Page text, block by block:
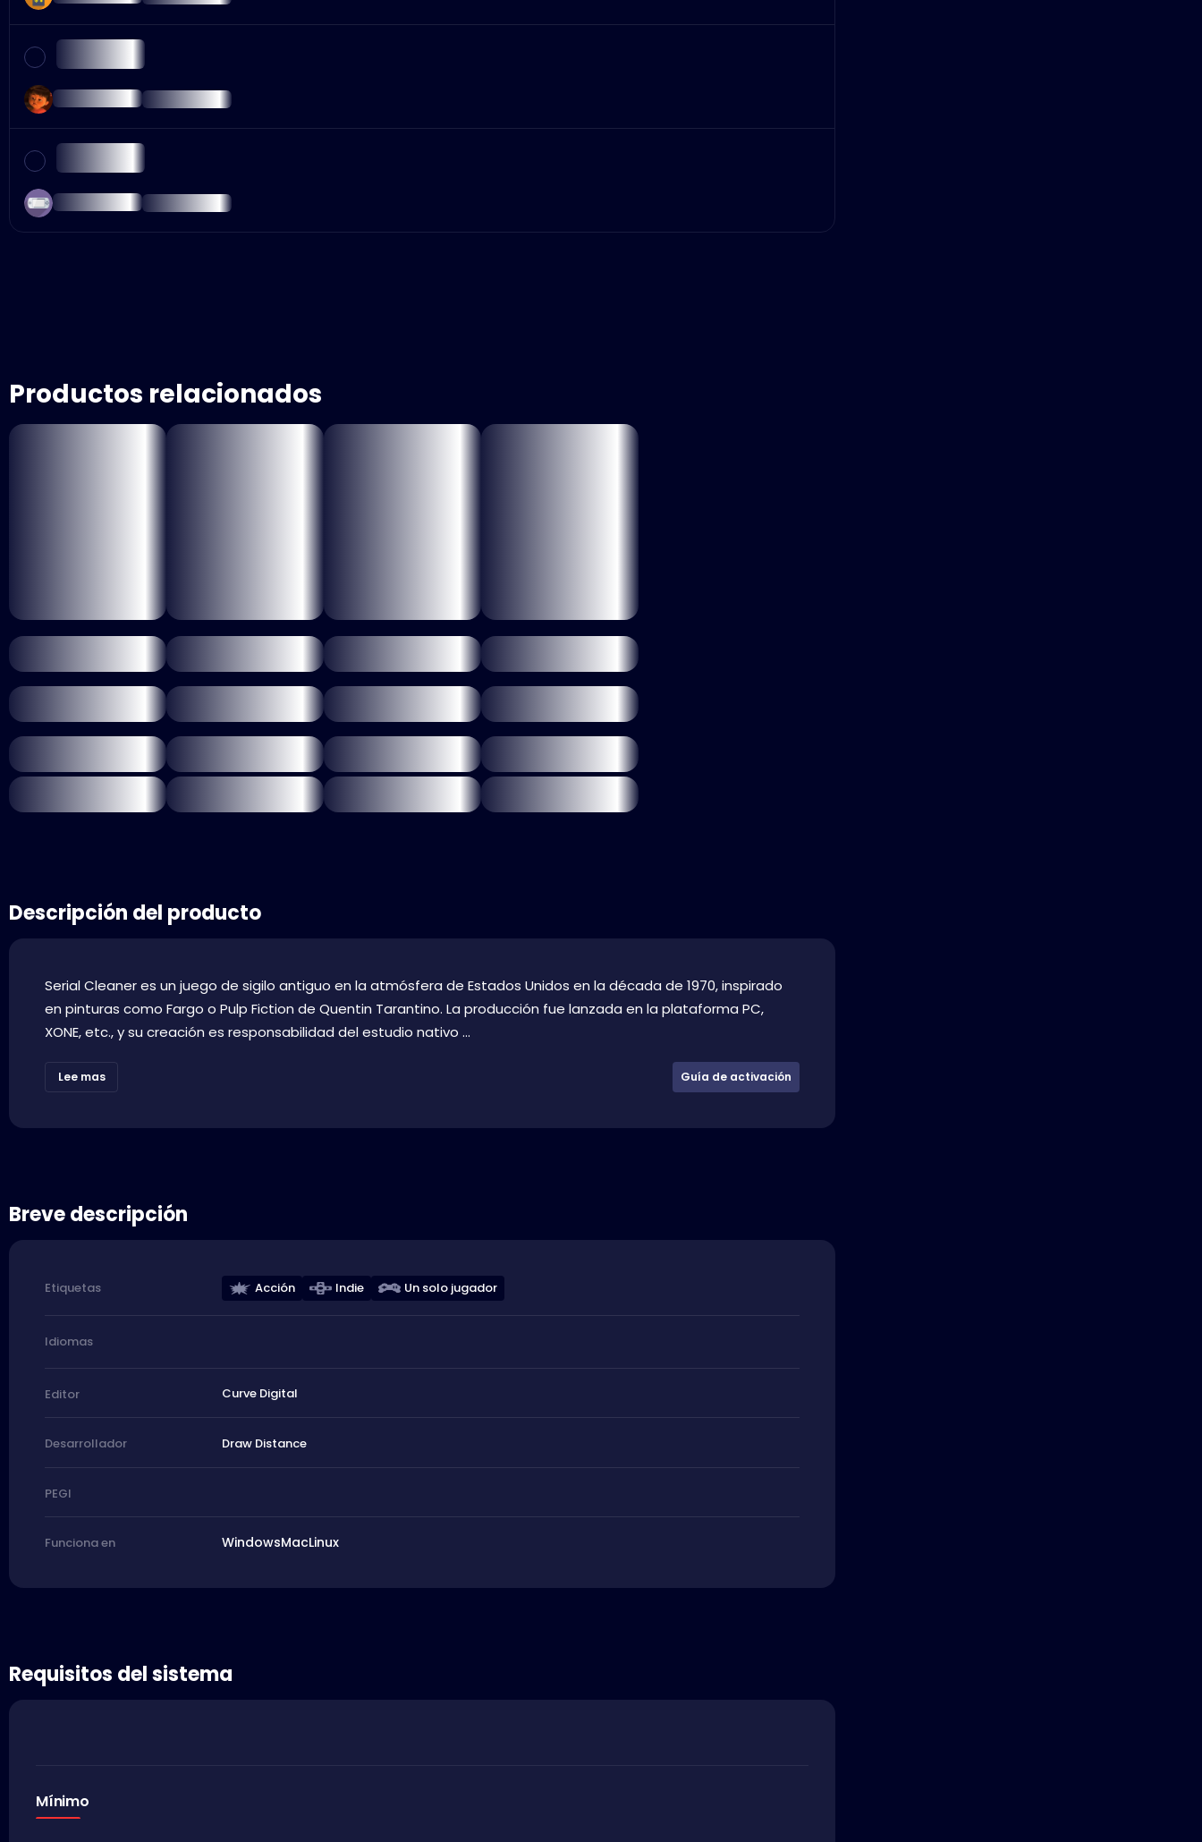
Productos relacionados
Descripción del producto
Serial Cleaner es un juego de sigilo antiguo en la atmósfera de Estados Unidos en la década de 1970, inspirado
en pinturas como Fargo o Pulp Fiction de Quentin Tarantino. La producción fue lanzada en la plataforma PC,
XONE, etc., y su creación es responsabilidad del estudio nativo ...
Lee mas Guía de activación
Breve descripción
Etiquetas Acción Indie Un solo jugador
Idiomas
Editor Curve Digital
Desarrollador Draw Distance
PEGI
Funciona en WindowsMacLinux
Requisitos del sistema
Mínimo